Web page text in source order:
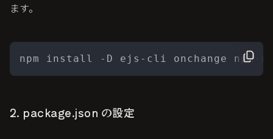
ます。
npm install -D ejs-cli onchange npm-
2. package.json の設定